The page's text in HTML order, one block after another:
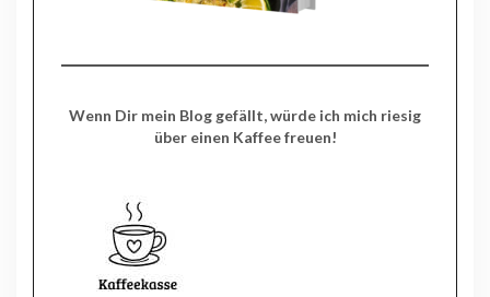
Wenn Dir mein Blog gefällt, würde ich mich riesig
über einen Kaffee freuen!